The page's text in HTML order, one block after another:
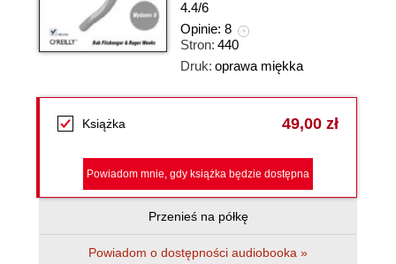
4.4/6
Opinie: 8
Stron: 440
Druk: oprawa miękka
Książka 49,00 zł
Powiadom mnie, gdy książka będzie dostępna
Przenieś na półkę
Powiadom o dostępności audiobooka »